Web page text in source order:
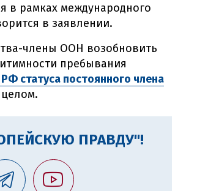
в рамках международного
в заявлении.
члены ООН возобновить
пребывания
статуса постоянного члена
ПРАВДУ"!